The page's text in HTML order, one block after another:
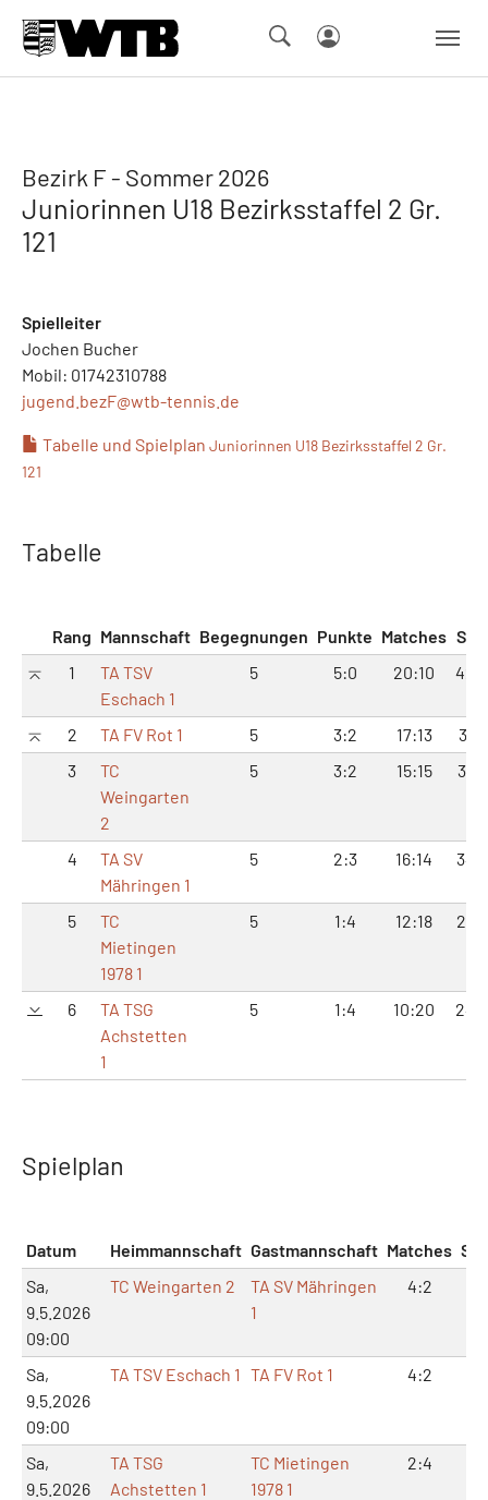
Bezirk F - Sommer 2026
Juniorinnen U18 Bezirksstaffel 2 Gr.
121
Spielleiter
Jochen Bucher
Mobil: 01742310788
jugend.bezF@wtb-tennis.de
Tabelle und Spielplan Juniorinnen U18 Bezirksstaffel 2 Gr.
121
Tabelle
Rang Mannschaft Begegnungen Punkte Matches
1
TA TSV
Eschach 1
5 5:0 20:10
2 TA FV Rot 1 5 3:2 17:13
3
TC
Weingarten
2
5 3:2 15:15
4
TA SV
Mähringen 1
5 2:3 16:14
5
TC
Mietingen
1978 1
5 1:4 12:18
6
TA TSG
Achstetten
1
5 1:4 10:20
Spielplan
Datum Heimmannschaft Gastmannschaft Matches
Sa,
9.5.2026
09:00
TC Weingarten 2
TA SV Mähringen
1
4:2
Sa,
9.5.2026
09:00
TA TSV Eschach 1 TA FV Rot 1 4:2
Sa,
9.5.2026
TA TSG
Achstetten 1
TC Mietingen
1978 1
2:4